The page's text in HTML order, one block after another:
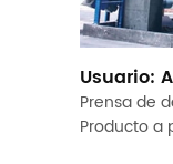
Usuario:
Prensa de
Producto a